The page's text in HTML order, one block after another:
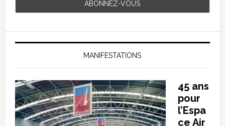
MANIFESTATIONS
45 ans
pour
l’Espa
ce Air